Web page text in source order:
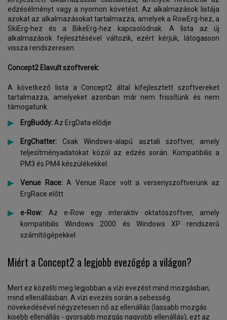
edzésélményt vagy a nyomon követést. Az alkalmazások listája
azokat az alkalmazásokat tartalmazza, amelyek a RowErg-hez, a
SkiErg-hez és a BikeErg-hez kapcsolódnak. A lista az új
alkalmazások fejlesztésével változik, ezért kérjük, látogasson
vissza rendszeresen.
Concept2 Elavult szoftverek:
A következő lista a Concept2 által kifejlesztett szoftvereket
tartalmazza, amelyeket azonban már nem frissítünk és nem
támogatunk.
ErgBuddy:Az ErgData elődje
ErgChatter: Csak Windows-alapú asztali szoftver, amely
teljesítményadatokat közöl az edzés során. Kompatibilis a
PM3 és PM4 készülékekkel.
Venue Race:A Venue Race volt a versenyszoftverünk az
ErgRace előtt
e-Row: Az e-Row egy interaktív oktatószoftver, amely
kompatibilis Windows 2000 és Windows XP rendszerű
számítógépekkel
Miért a Concept2 a legjobb evezőgép a világon?
Mert ez közelíti meg legjobban a vízi evezést mind mozgásban,
mind ellenállásban. A vízi evezés során a sebesség
növekedésével négyzetesen nő az ellenállás (lassabb mozgás
kisebb ellenállás - gyorsabb mozgás nagyobb ellenállás), ezt az